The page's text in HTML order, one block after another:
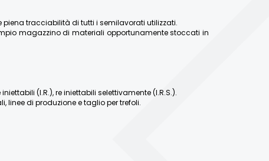
tracciabilità di tutti i semilavorati utilizzati.
magazzino di materiali opportunamente stoccati in
(I.R.), re iniettabili selettivamente (I.R.S.).
linee di produzione e taglio per trefoli.